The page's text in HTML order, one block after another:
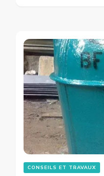
CONSEILS ET TRAVAUX